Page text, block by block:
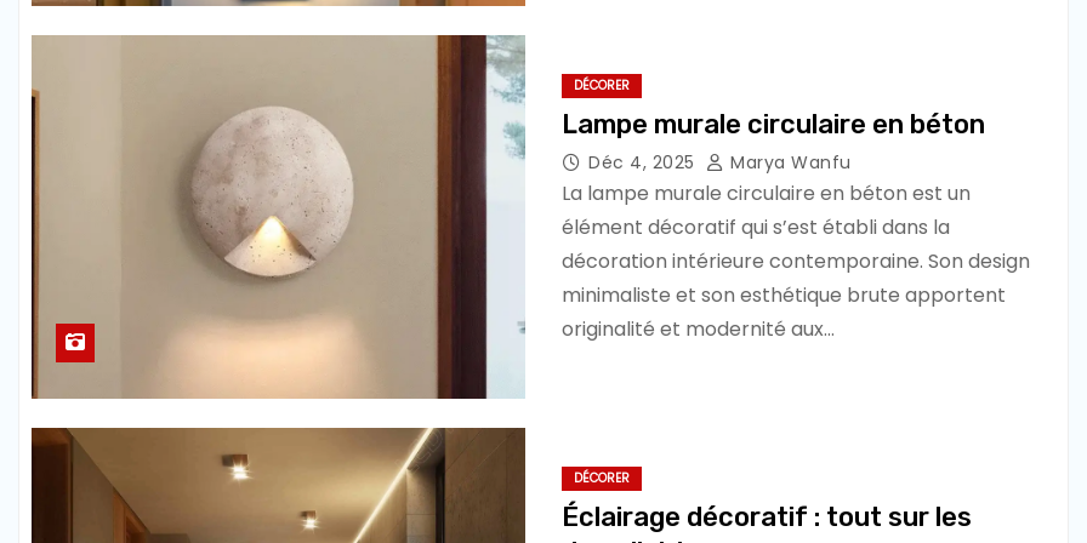
DÉCORER
Lampe murale circulaire en béton
Déc 4, 2025 Marya Wanfu
La lampe murale circulaire en béton est un
élément décoratif qui s’est établi dans la
décoration intérieure contemporaine. Son design
minimaliste et son esthétique brute apportent
originalité et modernité aux…
DÉCORER
Éclairage décoratif : tout sur les